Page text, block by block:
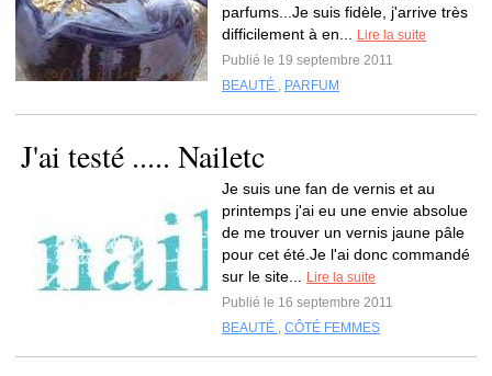
parfums...Je suis fidèle, j'arrive très
difficilement à en...
Lire la suite
Publié le 19 septembre 2011
BEAUTÉ , PARFUM
J'ai testé ..... Nailetc
Je suis une fan de vernis et au
printemps j'ai eu une envie absolue
de me trouver un vernis jaune pâle
pour cet été.Je l'ai donc commandé
sur le site...
Lire la suite
Publié le 16 septembre 2011
BEAUTÉ , CÔTÉ FEMMES